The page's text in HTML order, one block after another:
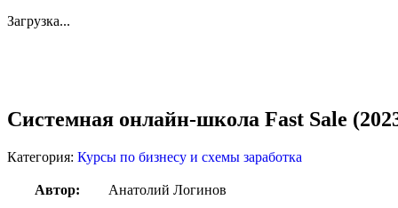
Загрузка...
Системная онлайн-школа Fast Sale
Категория: Курсы по бизнесу и схемы заработка
Автор: Анатолий Логинов